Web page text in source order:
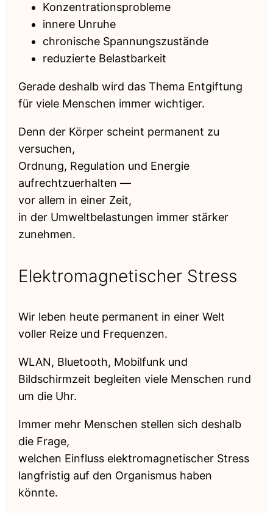
Konzentrationsprobleme
innere Unruhe
chronische Spannungszustände
reduzierte Belastbarkeit
Gerade deshalb wird das Thema Entgiftung
für viele Menschen immer wichtiger.
Denn der Körper scheint permanent zu
versuchen,
Ordnung, Regulation und Energie
aufrechtzuerhalten —
vor allem in einer Zeit,
in der Umweltbelastungen immer stärker
zunehmen.
Elektromagnetischer Stress
Wir leben heute permanent in einer Welt
voller Reize und Frequenzen.
WLAN, Bluetooth, Mobilfunk und
Bildschirmzeit begleiten viele Menschen rund
um die Uhr.
Immer mehr Menschen stellen sich deshalb
die Frage,
welchen Einfluss elektromagnetischer Stress
langfristig auf den Organismus haben
könnte.